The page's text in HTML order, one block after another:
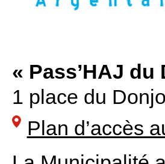
« Pass’HAJ du
1 place du
Plan d’accès